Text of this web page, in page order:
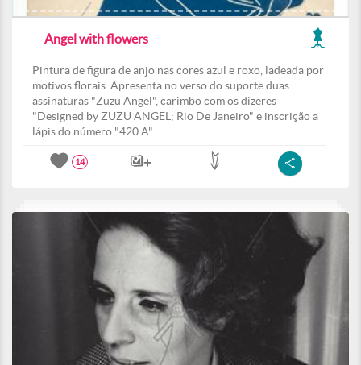
Angel with flowers
Pintura de figura de anjo nas cores azul e roxo, ladeada por
motivos florais. Apresenta no verso do suporte duas
assinaturas "Zuzu Angel", carimbo com os dizeres
"Designed by ZUZU ANGEL; Rio De Janeiro" e inscrição a
lápis do número "420 A".
14